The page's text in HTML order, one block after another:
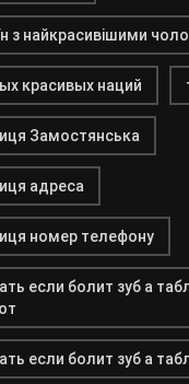
з найкрасивішими
красивых наций
Замостянська
адреса
номер телефону
если болит зуб а
если болит зуб а